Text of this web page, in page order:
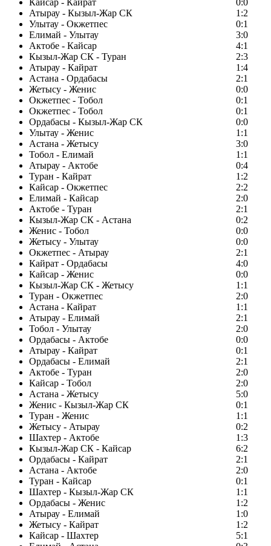
Кайсар - Кайрат
0:0
Атырау - Кызыл-Жар СК
1:2
Улытау - Окжетпес
0:1
Елимай - Улытау
3:0
Актобе - Кайсар
4:1
Кызыл-Жар СК - Туран
2:3
Атырау - Кайрат
1:4
Астана - Ордабасы
2:1
Жетысу - Женис
0:0
Окжетпес - Тобол
0:1
Окжетпес - Тобол
0:1
Ордабасы - Кызыл-Жар СК
0:0
Улытау - Женис
1:1
Астана - Жетысу
3:0
Тобол - Елимай
1:1
Атырау - Актобе
0:4
Туран - Кайрат
1:2
Кайсар - Окжетпес
2:2
Елимай - Кайсар
2:0
Актобе - Туран
2:1
Кызыл-Жар СК - Астана
0:2
Женис - Тобол
0:0
Жетысу - Улытау
0:0
Окжетпес - Атырау
2:1
Кайрат - Ордабасы
4:0
Кайсар - Женис
0:0
Кызыл-Жар СК - Жетысу
1:1
Туран - Окжетпес
2:0
Астана - Кайрат
1:1
Атырау - Елимай
2:1
Тобол - Улытау
2:0
Ордабасы - Актобе
0:0
Атырау - Кайрат
0:1
Ордабасы - Елимай
2:1
Актобе - Туран
2:0
Кайсар - Тобол
2:0
Астана - Жетысу
5:0
Женис - Кызыл-Жар СК
0:1
Туран - Женис
1:1
Жетысу - Атырау
0:2
Шахтер - Актобе
1:3
Кызыл-Жар СК - Кайсар
6:2
Ордабасы - Кайрат
2:1
Астана - Актобе
2:0
Туран - Кайсар
0:1
Шахтер - Кызыл-Жар СК
1:1
Ордабасы - Женис
1:2
Атырау - Елимай
1:0
Жетысу - Кайрат
1:2
Кайсар - Шахтер
5:1